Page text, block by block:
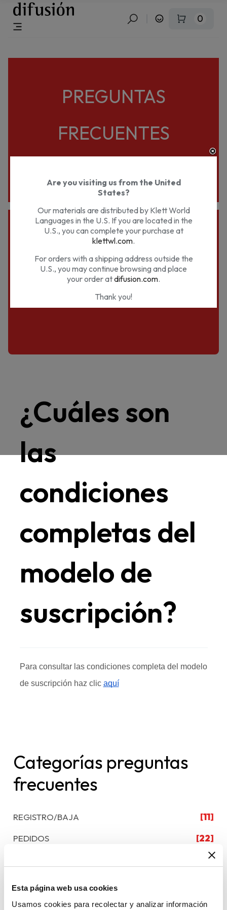
Esta página web usa cookies
Usamos cookies para recolectar y analizar información
0
PREGUNTAS
FRECUENTES
Preguntas frecuentes
CAMPUS DIFUSIÓN - SUSCRIPCIÓN. COMPRA Y
GESTIÓN
¿Cuáles son las condiciones completas del modelo de
¿Cuáles son
las
condiciones
completas del
modelo de
suscripción?
Para consultar las condiciones completa del modelo
de suscripción haz clic aquí
Categorías preguntas
frecuentes
REGISTRO/BAJA
[11]
PEDIDOS
[22]
[8]
OTROS
[1]
Are you visiting us from the United
States?
Our materials are distributed by Klett World
Languages in the U.S. If you are located in the
U.S., you can complete your purchase at
klettwl.com.
For orders with a shipping address outside the
U.S., you may continue browsing and place
your order atdifusion.com.
Thank you!
Nuestros materiales son distribuidos por Klett
Para pedidos con dirección de envío fuera de
EE.UU. puedes seguir navegando en
difusion.com.